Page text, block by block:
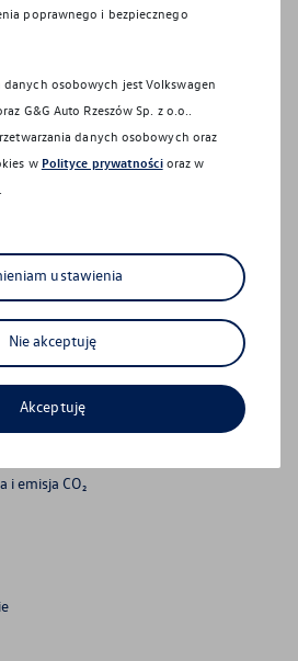
NORA
i emisja CO₂
poprawnego i bezpiecznego
osobowych jest Volkswagen
G&G Auto Rzeszów Sp. z o.o.
danych osobowych oraz
w Polityce prywatnościoraz w
ustawienia
Nie akceptuję
Akceptuję